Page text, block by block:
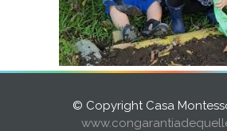
© Copyright Casa